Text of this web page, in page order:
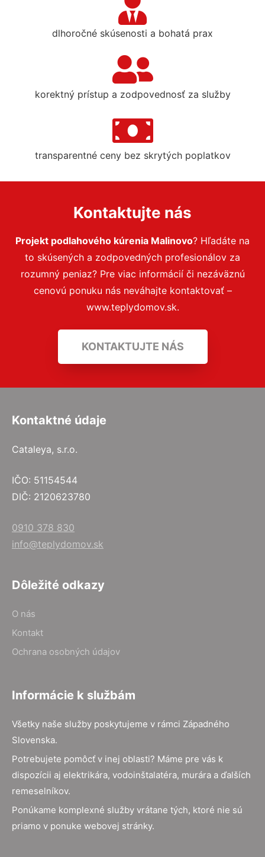
dlhoročné skúsenosti a bohatá prax
korektný prístup a zodpovednosť za služby
transparentné ceny bez skrytých poplatkov
Kontaktujte nás
Projekt podlahového kúrenia Malinovo? Hľadáte na
to skúsených a zodpovedných profesionálov za
rozumný peniaz? Pre viac informácií či nezáväznú
cenovú ponuku nás neváhajte kontaktovať –
www.teplydomov.sk.
KONTAKTUJTE NÁS
Kontaktné údaje
Cataleya, s.r.o.
IČO: 51154544
DIČ: 2120623780
0910 378 830
info@teplydomov.sk
Dôležité odkazy
O nás
Kontakt
Ochrana osobných údajov
Informácie k službám
Všetky naše služby poskytujeme v rámci Západného
Slovenska.
Potrebujete pomôcť v inej oblasti? Máme pre vás k
dispozícii aj elektrikára, vodoinštalatéra, murára a ďalších
remeselníkov.
Ponúkame komplexné služby vrátane tých, ktoré nie sú
priamo v ponuke webovej stránky.